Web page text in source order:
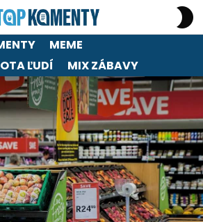
MEME
ĽUDÍ
MIX ZÁBAVY